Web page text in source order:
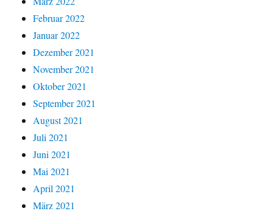
Februar 2022
Januar 2022
Dezember 2021
November 2021
Oktober 2021
September 2021
August 2021
Juli 2021
Juni 2021
Mai 2021
April 2021
März 2021